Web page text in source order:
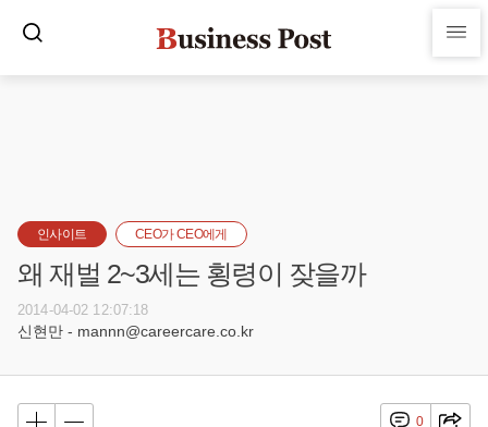
인사이트 CEO가 CEO에게
왜 재벌 2~3세는 횡령이 잦을까
2014-04-02 12:07:18
신현만 - mannn@careercare.co.kr
0